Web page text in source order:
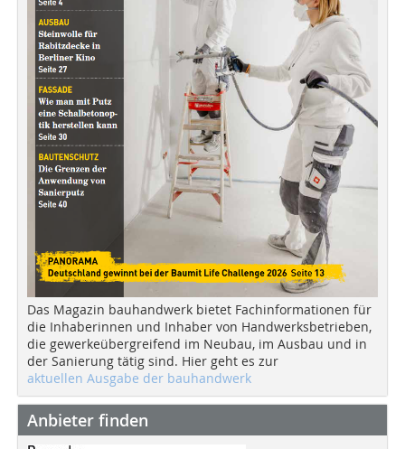
Das Magazin bauhandwerk bietet Fachinformationen für
die Inhaberinnen und Inhaber von Handwerksbetrieben,
die gewerkeübergreifend im Neubau, im Ausbau und in
der Sanierung tätig sind. Hier geht es zur
aktuellen Ausgabe der bauhandwerk
Anbieter finden